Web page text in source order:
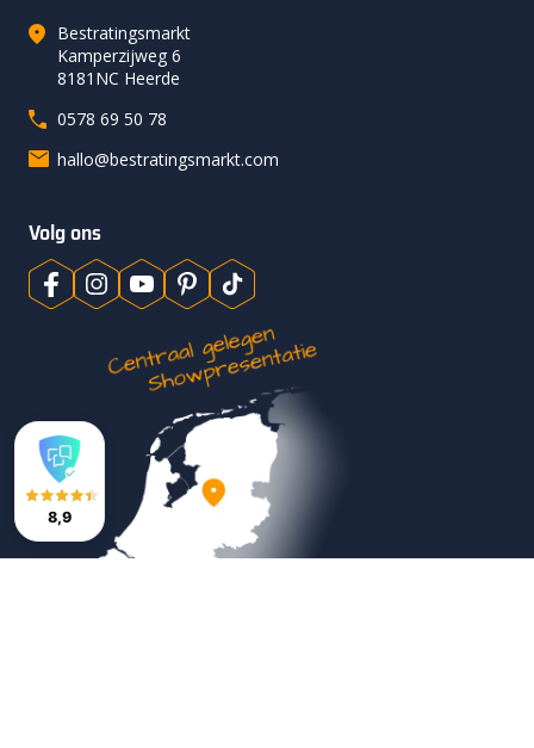
Bestratingsmarkt
Kamperzijweg 6
8181NC Heerde
0578 69 50 78
hallo@bestratingsmarkt.com
Volg ons
8,9